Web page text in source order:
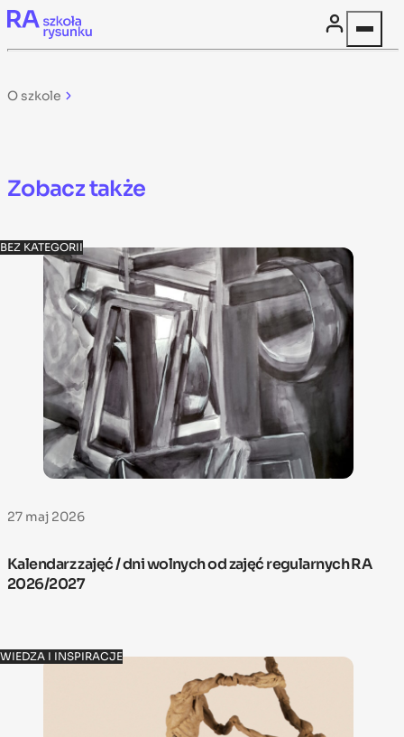
Skip to content
O szkole
Zobacz także
BEZ KATEGORII
27 maj 2026
Kalendarz zajęć / dni wolnych od zajęć regularnych RA
2026/2027
WIEDZA I INSPIRACJE